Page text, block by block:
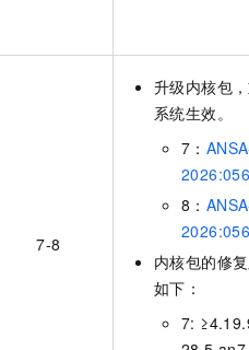
7-8
升级内核包
系统生效。
7：
8：
内核包的修
如下：
7:
人工智能平台 PAI
即刻拥有